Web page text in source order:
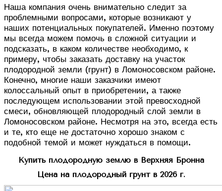
Наша компания очень внимательно следит за
проблемными вопросами, которые возникают у
наших потенциальных покупателей. Именно поэтому
мы всегда можем помочь в сложной ситуации и
подсказать, в каком количестве необходимо, к
примеру, чтобы заказать доставку на участок
плодородной земли (грунт) в Ломоносовском районе.
Конечно, многие наши заказчики имеют
колоссальный опыт в приобретении, а также
последующем использовании этой превосходной
смеси, обновляющей плодородный слой земли в
Ломоносовском районе. Несмотря на это, всегда есть
и те, кто еще не достаточно хорошо знаком с
подобной темой и может нуждаться в помощи.
Купить плодородную землю в Верхняя Бронна
Цена на плодородный грунт в 2026 г.